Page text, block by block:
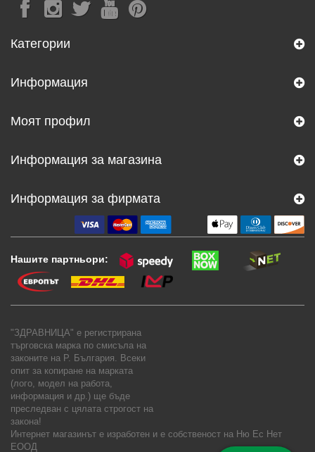
Категории
Информация
Моят профил
Информация за магазина
Информация за фирмата
Нашите партньори:
"ЗДРАВНИЦА" е регистрирана
търговска марка по смисъла на
законите на Р. България. Всеки
опит за копиране на марката
(лого, модел на работа,
информация и др.) ще бъде
преследван с цялата строгост на
закона!
Интернет магазинът е изработен и е собственост на Ню Ес Нет
ЕООД